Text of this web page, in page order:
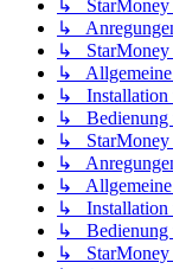
↳ StarMoney
↳
↳ StarMoney
↳ Allgemeine
↳ Installation
↳ Bedienung
↳ StarMoney
↳
↳ Allgemeine
↳ Installation
↳ Bedienung
↳ StarMoney